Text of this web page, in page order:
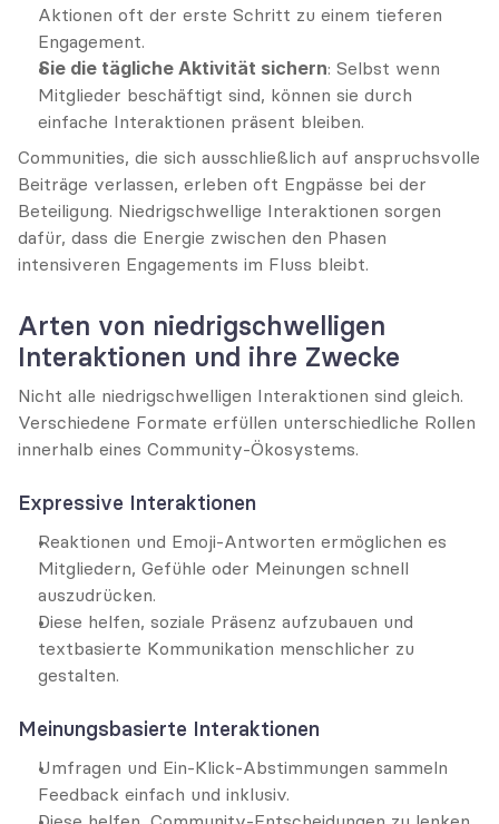
Aktionen oft der erste Schritt zu einem tieferen
Engagement.
Sie die tägliche Aktivität sichern: Selbst wenn
Mitglieder beschäftigt sind, können sie durch
einfache Interaktionen präsent bleiben.
Communities, die sich ausschließlich auf anspruchsvolle
Beiträge verlassen, erleben oft Engpässe bei der
Beteiligung. Niedrigschwellige Interaktionen sorgen
dafür, dass die Energie zwischen den Phasen
intensiveren Engagements im Fluss bleibt.
Arten von niedrigschwelligen
Interaktionen und ihre Zwecke
Nicht alle niedrigschwelligen Interaktionen sind gleich.
Verschiedene Formate erfüllen unterschiedliche Rollen
innerhalb eines Community-Ökosystems.
Expressive Interaktionen
Reaktionen und Emoji-Antworten ermöglichen es
Mitgliedern, Gefühle oder Meinungen schnell
auszudrücken.
Diese helfen, soziale Präsenz aufzubauen und
textbasierte Kommunikation menschlicher zu
gestalten.
Meinungsbasierte Interaktionen
Umfragen und Ein-Klick-Abstimmungen sammeln
Feedback einfach und inklusiv.